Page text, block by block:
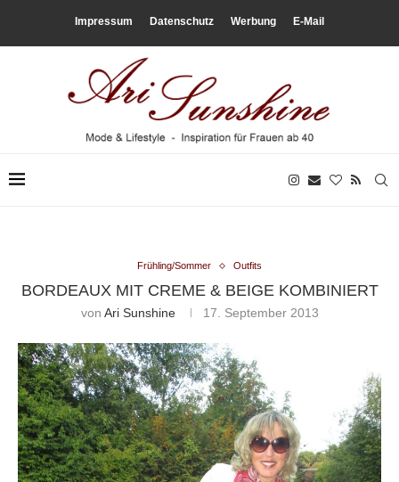
Impressum Datenschutz Werbung E-Mail
Frühling/Sommer Outfits
BORDEAUX MIT CREME & BEIGE KOMBINIERT
von Ari Sunshine 17. September 2013